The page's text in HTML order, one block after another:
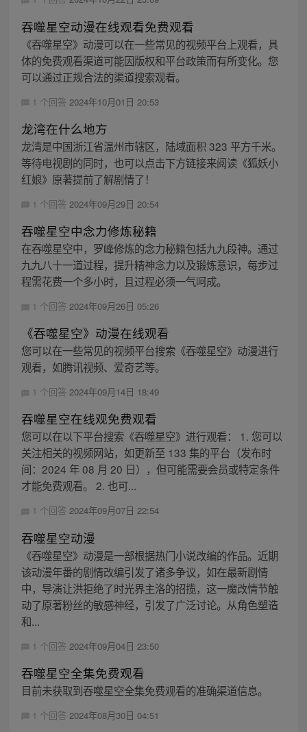
吞噬星空动漫在线观看免费观看
《吞噬星空》动漫可以在一些常见的视频平台上观看，具
体的免费观看渠道可能因版权和平台政策而有所变化。您
可以通过正规合法的渠道搜索观看。
1 个回答 2024年10月01日 20:53
龙湾在什么地方
龙湾是中国浙江省温州市辖区，陆域面积 323 平方千米。
等待电视剧的同时，也可以点击下方链接来阅读《狐妖小
红娘》原著提前了解剧情了！
1 个回答 2024年09月29日 20:54
吞噬星空中念力修炼秘籍
在吞噬星空中，罗峰修炼的念力秘籍包括九九段神。通过
九九八十一道过程，提升精神念力以及锻炼意识，每步过
程需花费一个多小时，且过程必须一气呵成。
1 个回答 2024年09月26日 05:26
《吞噬星空》动漫在线观看
您可以在一些常见的视频平台搜索《吞噬星空》动漫进行
观看，如腾讯视频、爱奇艺等。
1 个回答 2024年09月14日 18:49
吞噬星空在线观免费观看
您可以在以下平台搜索《吞噬星空》进行观看： 1. 您可以
关注相关的视频网站，如更新至 133 集的平台（发布时
间：2024 年 08 月 20 日），但可能需要会员或特定条件
才能免费观看。 2. 也可...
1 个回答 2024年09月07日 22:54
吞噬星空动漫
《吞噬星空》动漫是一部根据热门小说改编的作品。近期
该动漫年番的剧情改编引发了诸多争议，如在最新剧情
中，导演让洪拒绝了时光界主洛的招揽，这一魔改情节触
动了原著粉丝的敏感神经，引发了广泛讨论。从角色塑造
和...
1 个回答 2024年09月04日 23:50
吞噬星空全集免费观看
目前未获取到吞噬星空全集免费观看的准确渠道信息。
1 个回答 2024年08月30日 04:51